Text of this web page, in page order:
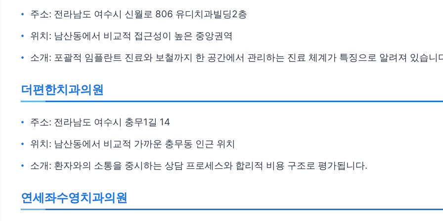
주소: 전라남도 여수시 신월로 806 유디치과빌딩2층
위치: 남산동에서 비교적 접근성이 높은 중앙권역
소개: 포괄적 임플란트 진료와 보철까지 한 공간에서 관리하는 진료 체계가 특징으로 알려져 있습니
더편한치과의원
주소: 전라남도 여수시 충무1길 14
위치: 남산동에서 비교적 가까운 충무동 인근 위치
소개: 환자와의 소통을 중시하는 상담 프로세스와 합리적 비용 구조로 평가됩니다.
연세좌수영치과의원